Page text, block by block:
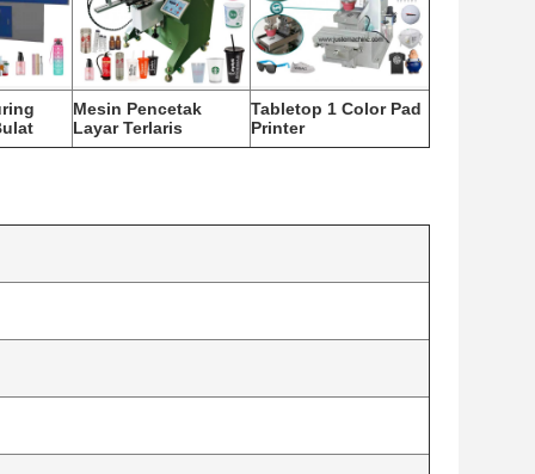
Mesin Pencetak
Layar Terlaris
Tabletop 1 Color Pad
Printer